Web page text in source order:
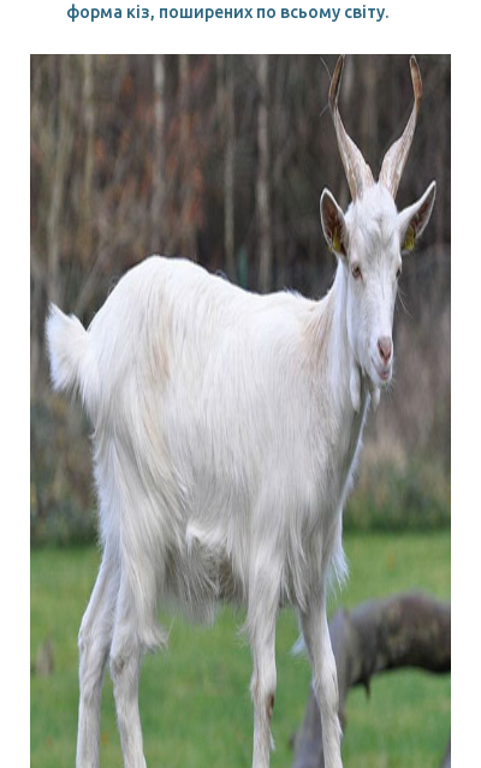
форма кіз, поширених по всьому світу.